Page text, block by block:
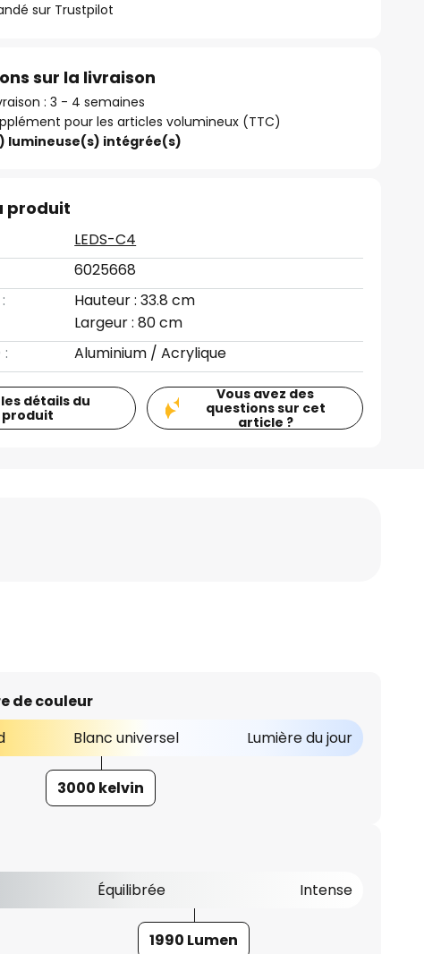
sur Trustpilot
sur la livraison
: 3 - 4 semaines
pour les articles volumineux (TTC)
lumineuse(s) intégrée(s)
produit
LEDS-C4
6025668
Hauteur : 33.8 cm
Largeur : 80 cm
Aluminium / Acrylique
détails du
produit
Vous avez des
questions sur cet
article ?
de couleur
Blanc universel Lumière du jour
3000 kelvin
Équilibrée Intense
1990 Lumen